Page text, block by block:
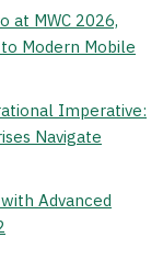
at MWC 2026,
Modern Mobile
Imperative:
Navigate
Advanced